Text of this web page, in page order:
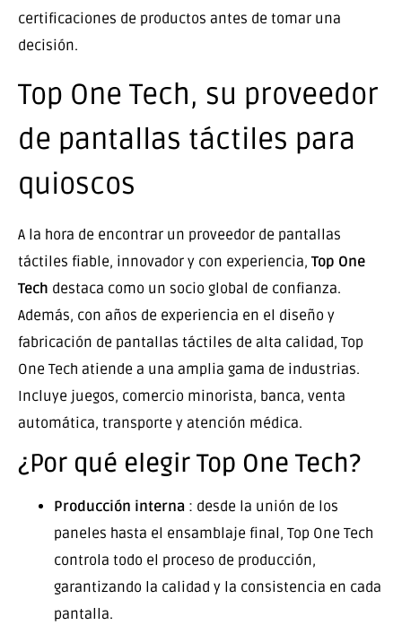
certificaciones de productos antes de tomar una
decisión.
Top One Tech, su proveedor
de pantallas táctiles para
quioscos
A la hora de encontrar un proveedor de pantallas
táctiles fiable, innovador y con experiencia,Top One
Tech destaca como un socio global de confianza.
Además, con años de experiencia en el diseño y
fabricación de pantallas táctiles de alta calidad, Top
One Tech atiende a una amplia gama de industrias.
Incluye juegos, comercio minorista, banca, venta
automática, transporte y atención médica.
¿Por qué elegir Top One Tech?
Producción interna : desde la unión de los
paneles hasta el ensamblaje final, Top One Tech
controla todo el proceso de producción,
garantizando la calidad y la consistencia en cada
pantalla.